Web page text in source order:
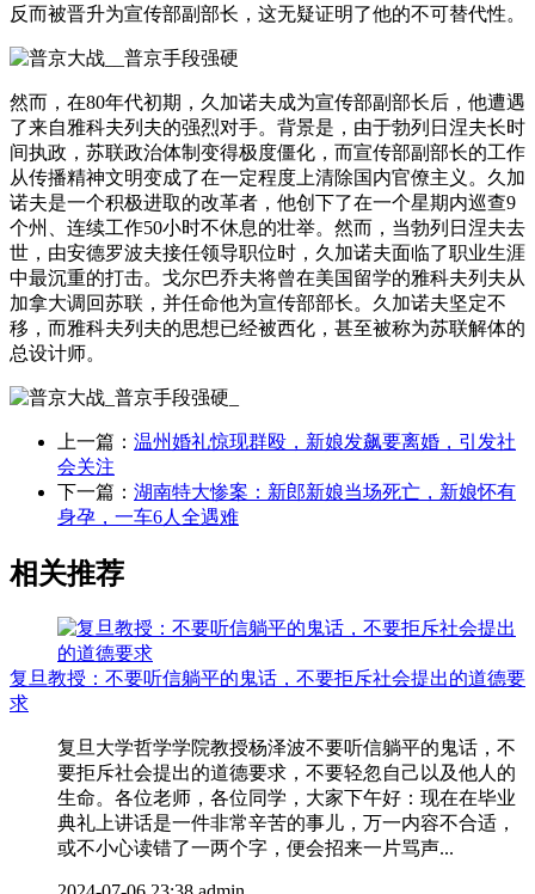
反而被晋升为宣传部副部长，这无疑证明了他的不可替代性。
然而，在80年代初期，久加诺夫成为宣传部副部长后，他遭遇
了来自雅科夫列夫的强烈对手。背景是，由于勃列日涅夫长时
间执政，苏联政治体制变得极度僵化，而宣传部副部长的工作
从传播精神文明变成了在一定程度上清除国内官僚主义。久加
诺夫是一个积极进取的改革者，他创下了在一个星期内巡查9
个州、连续工作50小时不休息的壮举。然而，当勃列日涅夫去
世，由安德罗波夫接任领导职位时，久加诺夫面临了职业生涯
中最沉重的打击。戈尔巴乔夫将曾在美国留学的雅科夫列夫从
加拿大调回苏联，并任命他为宣传部部长。久加诺夫坚定不
移，而雅科夫列夫的思想已经被西化，甚至被称为苏联解体的
总设计师。
上一篇： 温州婚礼惊现群殴，新娘发飙要离婚，引发社
会关注
下一篇： 湖南特大惨案：新郎新娘当场死亡，新娘怀有
身孕，一车6人全遇难
相关推荐
复旦教授：不要听信躺平的鬼话，不要拒斥社会提出的道德要
求
复旦大学哲学学院教授杨泽波不要听信躺平的鬼话，不
要拒斥社会提出的道德要求，不要轻忽自己以及他人的
生命。各位老师，各位同学，大家下午好：现在在毕业
典礼上讲话是一件非常辛苦的事儿，万一内容不合适，
或不小心读错了一两个字，便会招来一片骂声...